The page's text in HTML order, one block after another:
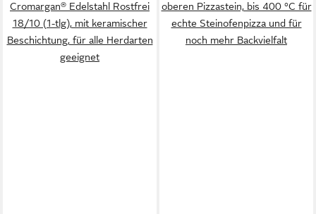
Cromargan® Edelstahl Rostfrei
18/10 (1-tlg), mit keramischer
Beschichtung, für alle Herdarten
geeignet
oberen Pizzastein, bis 400 °C für
echte Steinofenpizza und für
noch mehr Backvielfalt